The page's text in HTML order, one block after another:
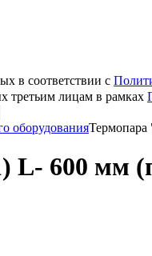
в соответствии с
третьим лицам в рамках
оборудования
600 мм